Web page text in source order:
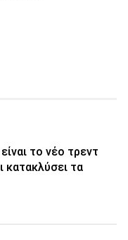
το νέο τρεντ
κατακλύσει τα